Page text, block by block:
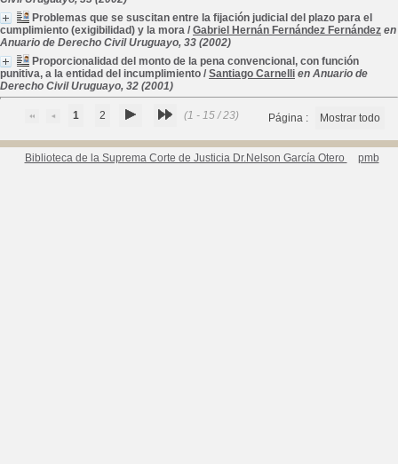
Problemas que se suscitan entre la fijación judicial del plazo para el
cumplimiento (exigibilidad) y la mora / Gabriel Hernán Fernández Fernández en
Anuario de Derecho Civil Uruguayo, 33 (2002)
Proporcionalidad del monto de la pena convencional, con función
punitiva, a la entidad del incumplimiento / Santiago Carnelli en Anuario de
Derecho Civil Uruguayo, 32 (2001)
1 2 (1 - 15 / 23) Página : Mostrar todo
Biblioteca de la Suprema Corte de Justicia Dr.Nelson García Otero pmb